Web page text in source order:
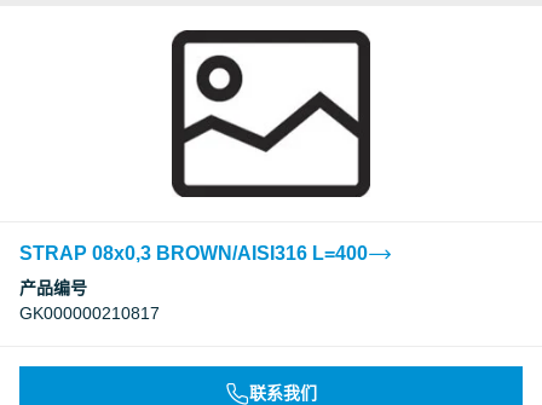
STRAP 08x0,3 BROWN/AISI316 L=400
产品编号
GK000000210817
联系我们